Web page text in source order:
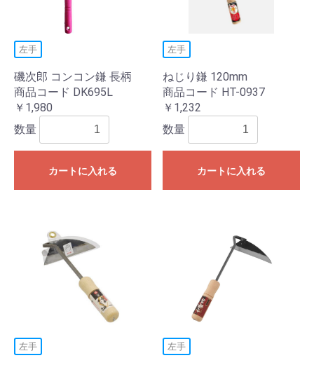
左手
磯次郎 コンコン鎌 長柄
商品コード DK695L
￥1,980
数量
カートに入れる
左手
ねじり鎌 120mm
商品コード HT-0937
￥1,232
数量
カートに入れる
左手 左手